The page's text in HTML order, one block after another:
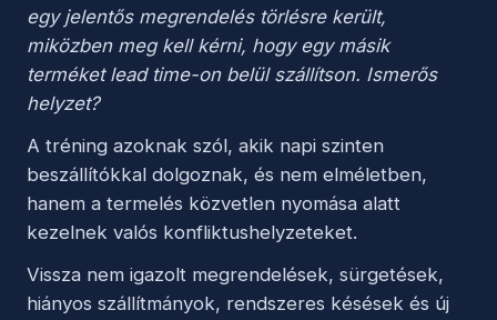
egy jelentős megrendelés törlésre került,
miközben meg kell kérni, hogy egy másik
terméket lead time-on belül szállítson. Ismerős
helyzet?
A tréning azoknak szól, akik napi szinten
beszállítókkal dolgoznak, és nem elméletben,
hanem a termelés közvetlen nyomása alatt
kezelnek valós konfliktushelyzeteket.
Vissza nem igazolt megrendelések, sürgetések,
hiányos szállítmányok, rendszeres késések és új